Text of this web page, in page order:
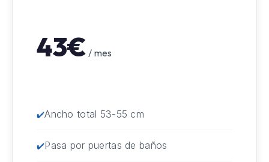
43€ / mes
Ancho total 53-55 cm
Pasa por puertas de baños